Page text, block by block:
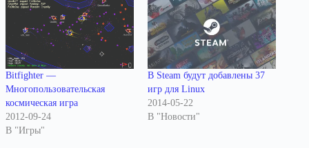
Bitfighter —
Многопользовательская
космическая игра
2012-09-24
В "Игры"
В Steam будут добавлены 37
игр для Linux
2014-05-22
В "Новости"